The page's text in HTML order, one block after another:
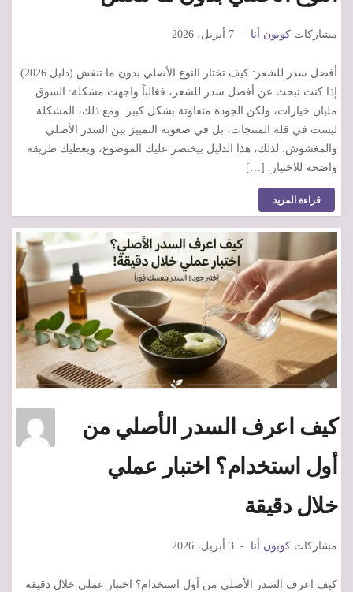
مشاركات كوبون أنا 7 أبريل، 2026
أفضل سدر للشعر: كيف تختار النوع الأصلي بدون ما تنغش (دليل 2026)
إذا كنت تبحث عن أفضل سدر للشعر، فغالباً واجهت مشكلة: السوق
مليان خيارات، ولكن الجودة متفاوتة بشكل كبير. ومع ذلك، المشكلة
ليست في قلة المنتجات، بل في صعوبة التمييز بين السدر الأصلي
والمغشوش. لذلك، هذا الدليل بيختصر عليك الموضوع، ويعطيك طريقة
واضحة للاختيار. […]
قراءة المزيد
كيف اعرف السدر الأصلي من
أول استخدام؟ اختبار عملي
خلال دقيقة
مشاركات كوبون أنا 3 أبريل، 2026
كيف اعرف السدر الأصلي من أول استخدام؟ اختبار عملي خلال دقيقة